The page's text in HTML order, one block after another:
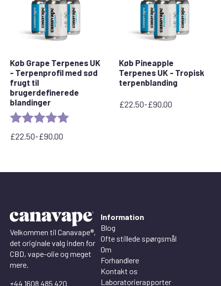
Køb Grape Terpenes UK
- Terpenprofil med sød
frugt til
brugerdefinerede
blandinger
Rating:
£22.50-£90.00
Prisinterval:
£90,00
Køb Pineapple
Terpenes UK - Tropisk
terpenblanding
£22.50-£90.00
Prisinterval:
Velkommen til Canavape®,
det originale valg inden for
CBD, vape-olie og meget
mere.
+44 1608 485 420
Information
Blog
Ofte stillede spørgsmål
Om
Forhandlere
Kontakt os
Laboratorierapporter